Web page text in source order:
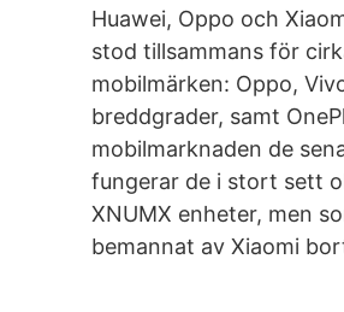
Huawei, Oppo och
stod tillsammans för
mobilmärken: Oppo,
breddgrader, samt
mobilmarknaden de
fungerar de i stort sett
XNUMX enheter, men
bemannat av Xiaomi